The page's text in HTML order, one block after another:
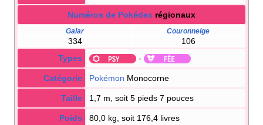
Numéros de Pokédex régionaux
Galar Couronneige
334
106
Types
-
Catégorie Pokémon Monocorne
Taille 1,7 m, soit 5 pieds 7 pouces
Poids 80,0 kg, soit 176,4 livres